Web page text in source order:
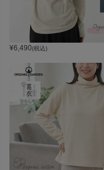
¥6,490(税込)